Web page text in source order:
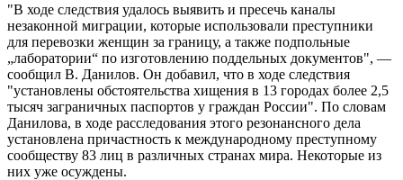
"В ходе следствия удалось выявить и пресечь каналы
незаконной миграции, которые использовали преступники
для перевозки женщин за границу, а также подпольные
„лаборатории“ по изготовлению поддельных документов", —
сообщил В. Данилов. Он добавил, что в ходе следствия
"установлены обстоятельства хищения в 13 городах более 2,5
тысяч заграничных паспортов у граждан России". По словам
Данилова, в ходе расследования этого резонансного дела
установлена причастность к международному преступному
сообществу 83 лиц в различных странах мира. Некоторые из
них уже осуждены.